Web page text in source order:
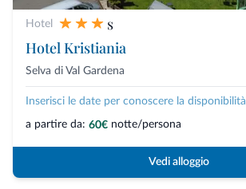
Hotel
s
Hotel Kristiania
Selva di Val Gardena
Inserisci le date per conoscere la disponibilità
a partire da: 60€ notte/persona
Vedi alloggio